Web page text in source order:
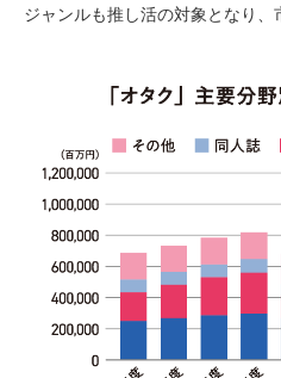
ジャンルも推し活の対象となり、